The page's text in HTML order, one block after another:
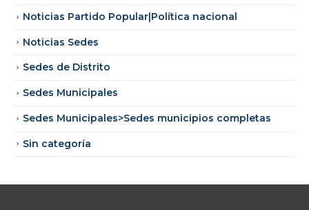
Noticias Partido Popular|Política nacional
Noticias Sedes
Sedes de Distrito
Sedes Municipales
Sedes Municipales>Sedes municipios completas
Sin categoría